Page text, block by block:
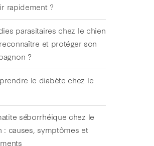
rapidement ?
parasitaires chez le chien
et protéger son
?
le diabète chez le
séborrhéique chez le
: causes, symptômes et